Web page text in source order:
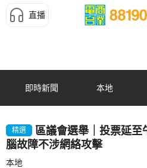
直播
即時新聞 本地
精選
區議會選舉｜投票延
腦故障不涉網絡攻擊
本地